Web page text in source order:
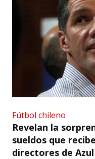
Fútbol chileno
Revelan la
sueldos que
directores de